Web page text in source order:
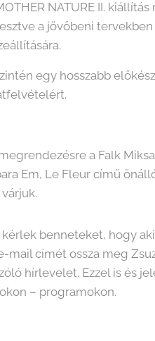
NATURE II.
a jövőbeni tervekben
egy hosszabb
a Falk
Em, Le Fleur című
benneteket, hogy
mail címét ossza meg
hírlevelet. Ezzel is és
– programokon.